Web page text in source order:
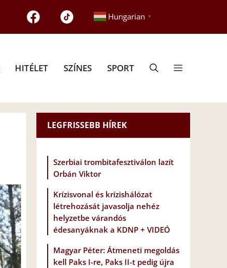
Hungarian ▼
HITÉLET SZÍNES SPORT
LEGFRISSEBB HÍREK
Szerbiai trombitafesztiválon lazít
Orbán Viktor
Krízisvonal és krízishálózat
létrehozását javasolja nehéz
helyzetbe várandós
édesanyáknak a KDNP + VIDEÓ
Magyar Péter: Átmeneti megoldás
kell Paks I-re, Paks II-t pedig újra